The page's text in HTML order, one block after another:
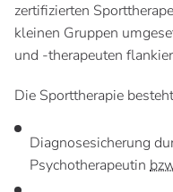
zertifizierten
kleinen Gruppen
und -therapeuten
Die Sporttherapie
Diagnosesicherung
Psychotherapeutin